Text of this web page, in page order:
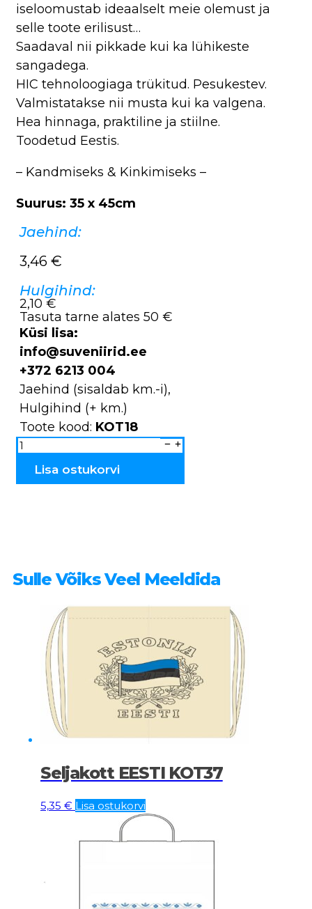
iseloomustab ideaalselt meie olemust ja
selle toote erilisust…
Saadaval nii pikkade kui ka lühikeste
sangadega.
HIC tehnoloogiaga trükitud. Pesukestev.
Valmistatakse nii musta kui ka valgena.
Hea hinnaga, praktiline ja stiilne.
Toodetud Eestis.
– Kandmiseks & Kinkimiseks –
Suurus: 35 x 45cm
Jaehind:
3,46 €
Hulgihind:
2,10 €
Tasuta tarne alates 50 €
Küsi lisa:
info@suveniirid.ee
+372 6213 004
Jaehind (sisaldab km.-i),
Hulgihind (+ km.)
Toote kood: KOT18
Kott
tekstiilist
"Eesti
kogusLisa ostukorvi
Sulle Võiks Veel Meeldida
Seljakott EESTI KOT37
5,35 € Lisa ostukorvi